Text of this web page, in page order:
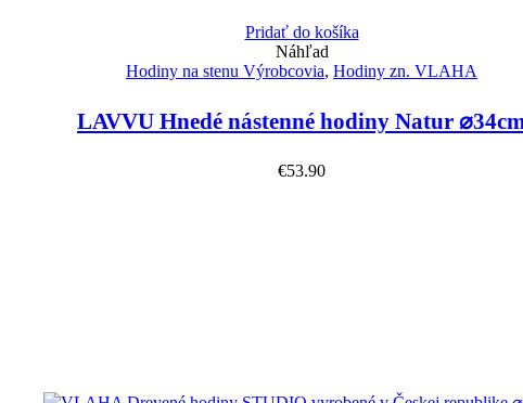
Pridať do košíka
Náhľad
Hodiny na stenu Výrobcovia, Hodiny zn. VLAHA
LAVVU Hnedé nástenné hodiny Natur
€53.90